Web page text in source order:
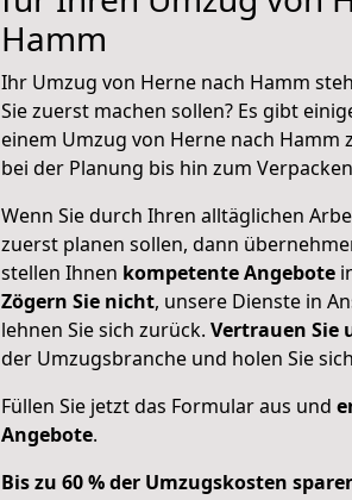
Hamm
Ihr Umzug von Herne nach Hamm
Sie zuerst machen sollen? Es gibt
einem Umzug von Herne nach Hamm
bei der Planung bis hin zum
Wenn Sie durch Ihren alltäglichen
zuerst planen sollen, dann
stellen Ihnen kompetente Angebote
Zögern Sie nicht, unsere Dienste in
lehnen Sie sich zurück. Vertrauen Sie
der Umzugsbranche und holen Sie
Füllen Sie jetzt das Formular aus und
Angebote.
Bis zu 60 % der Umzugskosten